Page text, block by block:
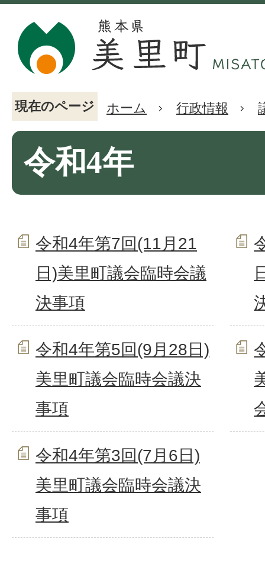
現在のページ ホーム 行政情報
令和4年
令和4年第7回(11月21
日)美里町議会臨時会議
決事項
令和4年第5回(9月28日)
美里町議会臨時会議決
事項
令和4年第3回(7月6日)
美里町議会臨時会議決
事項